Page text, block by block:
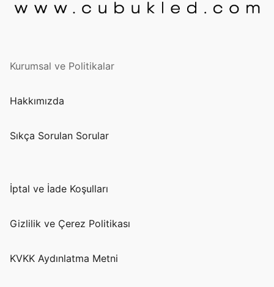
Kurumsal ve Politikalar
Hakkımızda
Sıkça Sorulan Sorular
İptal ve İade Koşulları
Gizlilik ve Çerez Politikası
KVKK Aydınlatma Metni